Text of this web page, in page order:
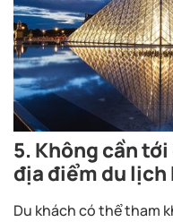
5. Không cần
địa điểm du lịch
Du khách có thể tham